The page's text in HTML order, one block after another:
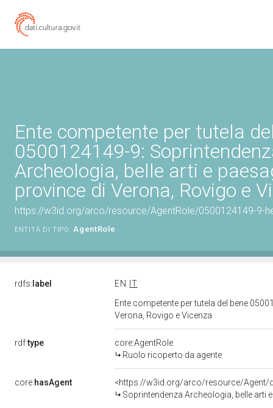
Ente competente per tutela
0500124149-9:
Archeologia, belle arti e
province di Verona, Rovigo e
https://w3id.org/arco/resource/AgentRole/0500124149-9-
ENTITÀ DI TIPO: AgentRole
rdfs: label EN
IT
Ente competente per tutela del bene
Verona, Rovigo e Vicenza
rdf:type
core:AgentRole
Ruolo ricoperto da agente
core:hasAgent
<https://w3id.org/arco/resource/Agent/
Soprintendenza Archeologia, belle arti